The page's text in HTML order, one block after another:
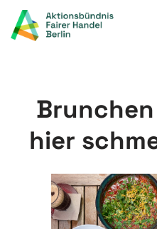
Zum
Brunchen
hier